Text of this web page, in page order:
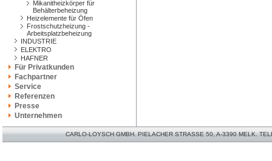
Mikanitheizkörper für
Behälterbeheizung
Heizelemente für Öfen
Frostschutzheizung -
Arbeitsplatzbeheizung
INDUSTRIE
ELEKTRO
HAFNER
Für Privatkunden
Fachpartner
Service
Referenzen
Presse
Unternehmen
CARLO-LOYSCH GMBH. PIELACHER STRASSE 50, A-3390 MELK.